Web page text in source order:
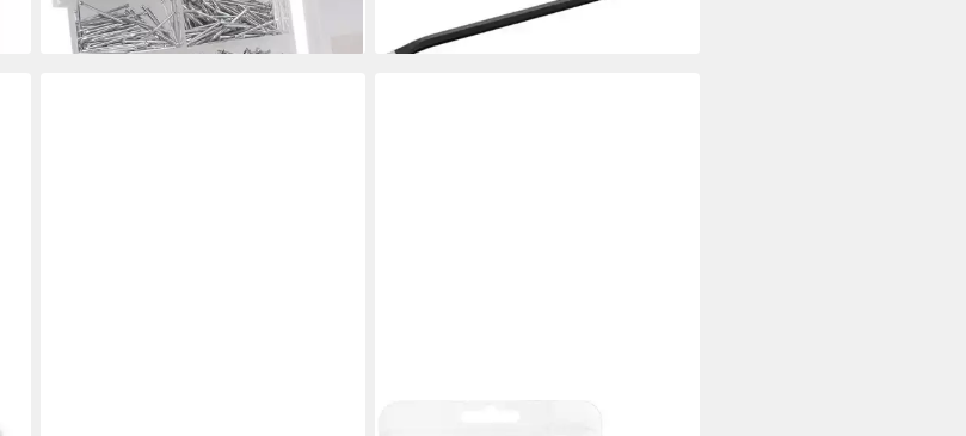
lieferbar - in 2-3 Werktagen bei dir
lieferbar - in 4-5 Werktagen bei dir